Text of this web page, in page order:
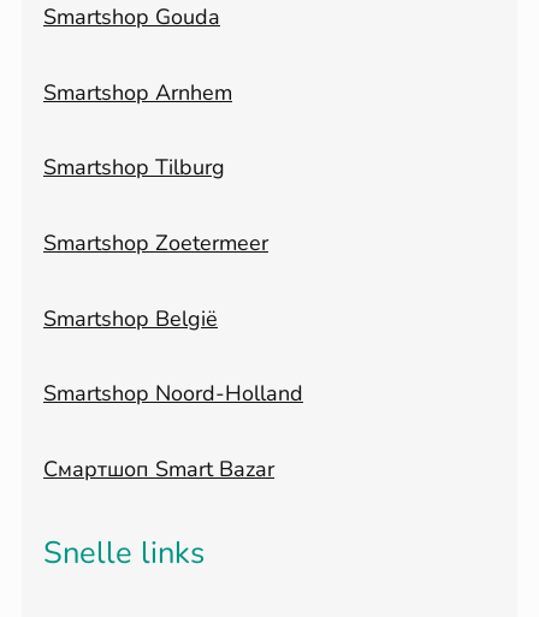
Smartshop Gouda
Smartshop Arnhem
Smartshop Tilburg
Smartshop Zoetermeer
Smartshop België
Smartshop Noord-Holland
Смартшоп Smart Bazar
Snelle links